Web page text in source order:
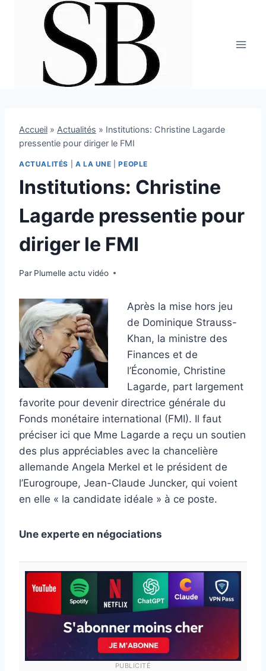
Accueil » Actualités » Institutions: Christine Lagarde
pressentie pour diriger le FMI
ACTUALITÉS A LA UNE |PEOPLE
Institutions: Christine
Lagarde pressentie pour
diriger le FMI
Par Plumelle actu vidéo
20 mai 2011
Après la mise hors jeu
de Dominique Strauss-
Khan, la ministre des
Finances et de
l’Économie, Christine
Lagarde, part largement
favorite pour devenir directrice générale du
Fonds monétaire international (FMI). Il faut
préciser ici que Mme Lagarde a reçu un soutien
des plus appréciables avec la chancelière
allemande Angela Merkel et le président de
l’Eurogroupe, Jean-Claude Juncker, qui voient
en elle « la candidate idéale » à ce poste.
Une experte en négociations
PUBLICITÉ